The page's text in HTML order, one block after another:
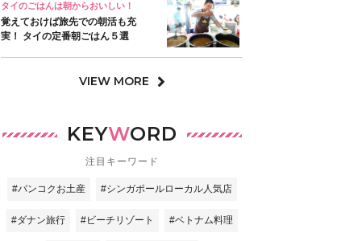
タイのごはんは朝からおいしい！
覚えておけば旅先での朝活も充
実！ タイの定番朝ごはん５選
VIEW MORE
KEYWORD
注目キーワード
#バンコクお土産 #シンガポールローカル人気店
#ダナン旅行 #ビーチリゾート #ベトナム料理